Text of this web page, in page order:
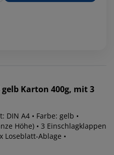
gelb Karton 400g, mit 3
DIN A4 • Farbe: gelb •
Höhe) • 3 Einschlagklappen
Loseblatt-Ablage •